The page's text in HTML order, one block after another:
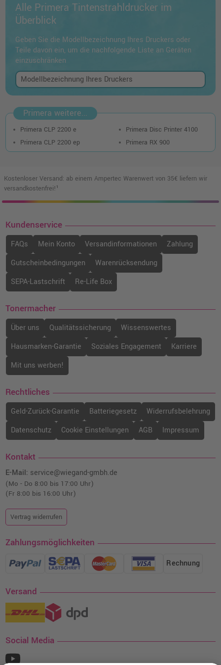
Alle Primera Tintenstrahldrucker im
Überblick
Geben Sie die Modellbezeichnung Ihres Druckers oder
Teile davon ein, um die nachfolgende Liste an Geräten
einzuschränken
Primera weitere...
Primera CLP 2200 e
Primera CLP 2200 ep
Primera Disc Printer 4100
Primera RX 900
Kostenloser Versand: ab einem Ampertec Warenwert von 35€ liefern wir
versandkostenfrei!¹
Kundenservice
FAQs Mein Konto Versandinformationen
Zahlung
Gutscheinbedingungen
Warenrücksendung
SEPA-Lastschrift
Re-Life Box
Tonermacher
Über uns Qualitätssicherung
Wissenswertes
Hausmarken-Garantie
Soziales Engagement
Karriere
Mit uns werben!
Rechtliches
Geld-Zurück-Garantie Batteriegesetz
Widerrufsbelehrung
Datenschutz
Cookie Einstellungen AGB Impressum
Kontakt
E-Mail: service@wiegand-gmbh.de
(Mo - Do 8:00 bis 17:00 Uhr)
(Fr 8:00 bis 16:00 Uhr)
Vertrag widerrufen
Zahlungsmöglichkeiten
Rechnung
Versand
Social Media